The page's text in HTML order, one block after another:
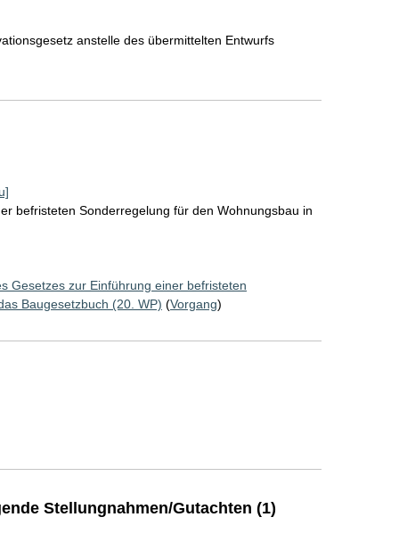
anstelle des übermittelten Entwurfs
befristeten Sonderregelung für den Wohnungsbau in
Gesetzes zur Einführung einer befristeten
Baugesetzbuch (20. WP) (Vorgang)
Stellungnahmen/Gutachten (1)